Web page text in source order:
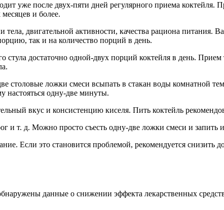
уже после двух-пяти дней регулярного приема коктейля.
и более.
тела, двигательной активности, качества рациона
так и на количество порций в день.
стула достаточно одной-двух порций коктейля в день.
столовые ложки смеси всыпать в стакан воды комнатной
настояться одну-две минуты.
вкус и консистенцию киселя. Пить коктейль
и т. д. Можно просто съесть одну-две ложки смеси и запить
Если это становится проблемой, рекомендуется снизить
данные о снижении эффекта лекарственных